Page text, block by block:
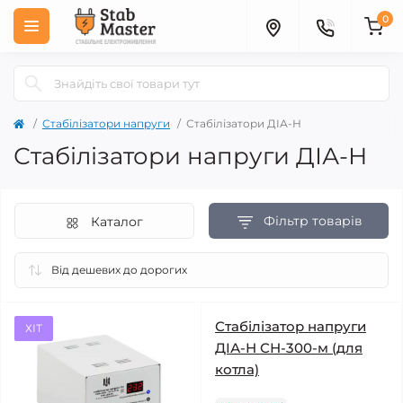
0
Стабілізатори напруги Стабілізатори ДІА-Н
Стабілізатори напруги ДІА-Н
Фільтр товарів
Каталог
ХІТ
Стабілізатор напруги
ДІА-Н СН-300-м (для
котла)